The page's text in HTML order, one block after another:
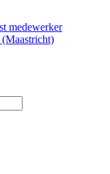
medewerker